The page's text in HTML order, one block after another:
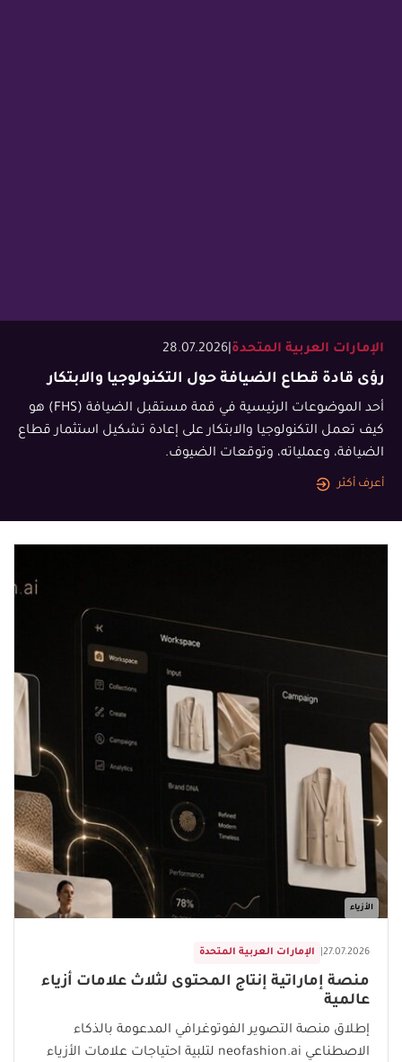
الإمارات العربية المتحدة 28.07.2026
رؤى قادة قطاع الضيافة حول التكنولوجيا والابتكار
أحد الموضوعات الرئيسية في قمة مستقبل الضيافة (FHS) هو
كيف تعمل التكنولوجيا والابتكار على إعادة تشكيل استثمار قطاع
الضيافة، وعملياته، وتوقعات الضيوف.
أعرف أكثر
الأزياء
الإمارات العربية المتحدة 27.07.2026
منصة إماراتية إنتاج المحتوى لثلاث علامات أزياء
عالمية
إطلاق منصة التصوير الفوتوغرافي المدعومة بالذكاء
الاصطناعي neofashion.ai لتلبية احتياجات علامات الأزياء